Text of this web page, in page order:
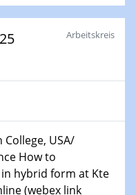
W3-Professur
on 2D-
Arbeitskreis
USA/
to
hybrid form at Kte
(webex link